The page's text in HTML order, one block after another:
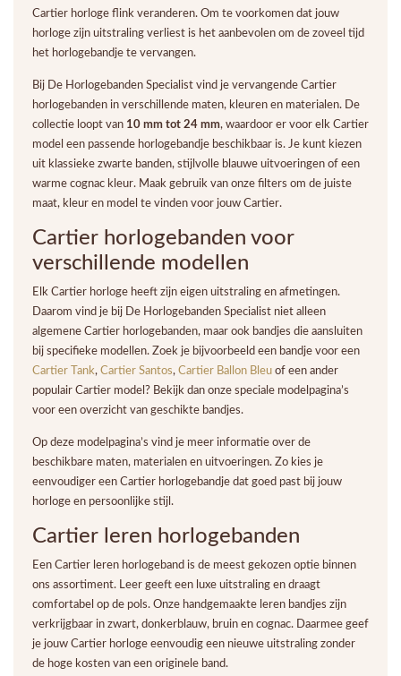
Cartier horloge flink veranderen. Om te voorkomen dat jouw
horloge zijn uitstraling verliest is het aanbevolen om de zoveel tijd
het horlogebandje te vervangen.
Bij De Horlogebanden Specialist vind je vervangende Cartier
horlogebanden in verschillende maten, kleuren en materialen. De
collectie loopt van 10 mm tot 24 mm, waardoor er voor elk Cartier
model een passende horlogebandje beschikbaar is. Je kunt kiezen
uit klassieke zwarte banden, stijlvolle blauwe uitvoeringen of een
warme cognac kleur. Maak gebruik van onze filters om de juiste
maat, kleur en model te vinden voor jouw Cartier.
Cartier horlogebanden voor
verschillende modellen
Elk Cartier horloge heeft zijn eigen uitstraling en afmetingen.
Daarom vind je bij De Horlogebanden Specialist niet alleen
algemene Cartier horlogebanden, maar ook bandjes die aansluiten
bij specifieke modellen. Zoek je bijvoorbeeld een bandje voor een
Cartier Tank, Cartier Santos, Cartier Ballon Bleu of een ander
populair Cartier model? Bekijk dan onze speciale modelpagina’s
voor een overzicht van geschikte bandjes.
Op deze modelpagina’s vind je meer informatie over de
beschikbare maten, materialen en uitvoeringen. Zo kies je
eenvoudiger een Cartier horlogebandje dat goed past bij jouw
horloge en persoonlijke stijl.
Cartier leren horlogebanden
Een Cartier leren horlogeband is de meest gekozen optie binnen
ons assortiment. Leer geeft een luxe uitstraling en draagt
comfortabel op de pols. Onze handgemaakte leren bandjes zijn
verkrijgbaar in zwart, donkerblauw, bruin en cognac. Daarmee geef
je jouw Cartier horloge eenvoudig een nieuwe uitstraling zonder
de hoge kosten van een originele band.